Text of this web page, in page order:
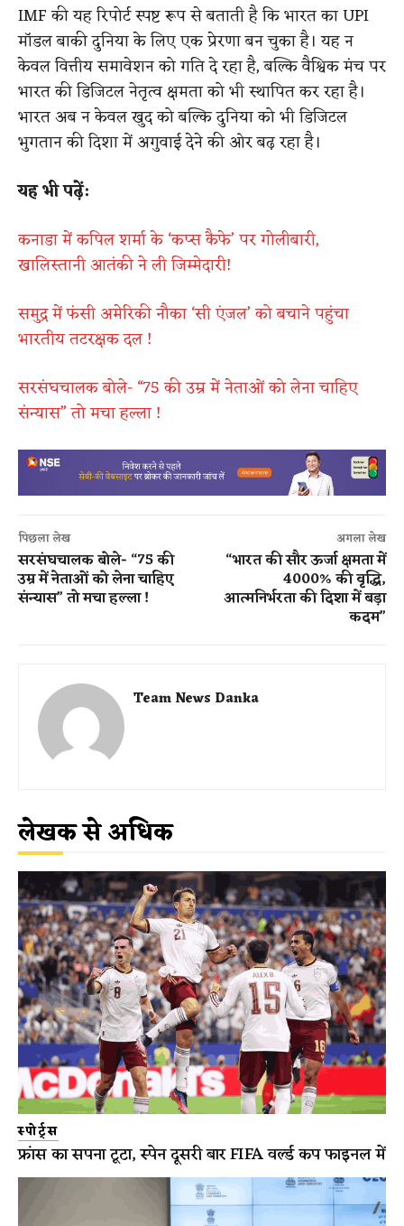
IMF की यह रिपोर्ट स्पष्ट रूप से बताती है कि भारत का UPI
मॉडल बाकी दुनिया के लिए एक प्रेरणा बन चुका है। यह न
केवल वित्तीय समावेशन को गति दे रहा है, बल्कि वैश्विक मंच पर
भारत की डिजिटल नेतृत्व क्षमता को भी स्थापित कर रहा है।
भारत अब न केवल खुद को बल्कि दुनिया को भी डिजिटल
भुगतान की दिशा में अगुवाई देने की ओर बढ़ रहा है।
यह भी पढ़ें:
कनाडा में कपिल शर्मा के ‘कप्स कैफे’ पर गोलीबारी,
खालिस्तानी आतंकी ने ली जिम्मेदारी!
समुद्र में फंसी अमेरिकी नौका ‘सी एंजल’ को बचाने पहुंचा
भारतीय तटरक्षक दल !
सरसंघचालक बोले- “75 की उम्र में नेताओं को लेना चाहिए
संन्यास” तो मचा हल्ला !
पिछला लेख
सरसंघचालक बोले- “75 की
उम्र में नेताओं को लेना चाहिए
संन्यास” तो मचा हल्ला !
अगला लेख
“भारत की सौर ऊर्जा क्षमता में
4000% की वृद्धि,
आत्मनिर्भरता की दिशा में बड़ा
कदम”
Team News Danka
लेखक से अधिक
स्पोर्ट्स
फ्रांस का सपना टूटा, स्पेन दूसरी बार FIFA वर्ल्ड कप फाइनल में